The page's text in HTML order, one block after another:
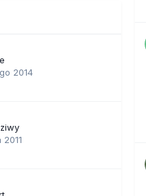
2014